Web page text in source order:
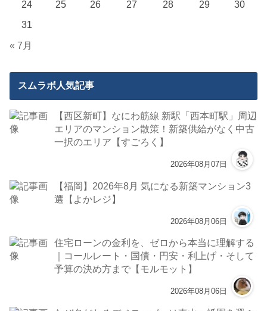
24 25 26 27 28 29
30
31
« 7月
スムラボ人気記事
【西区新町】なにわ筋線 新駅「西本町駅」周辺
エリアのマンション散策！新築供給がなく中古
一択のエリア【すごろく】
2026年08月07日
【福岡】2026年8月 気になる新築マンション3
選【よかレジ】
2026年08月06日
住宅ローンの金利を、ゼロから本当に理解する
｜コールレート・国債・円安・利上げ・そして
予算の決め方まで【モルモット】
2026年08月06日